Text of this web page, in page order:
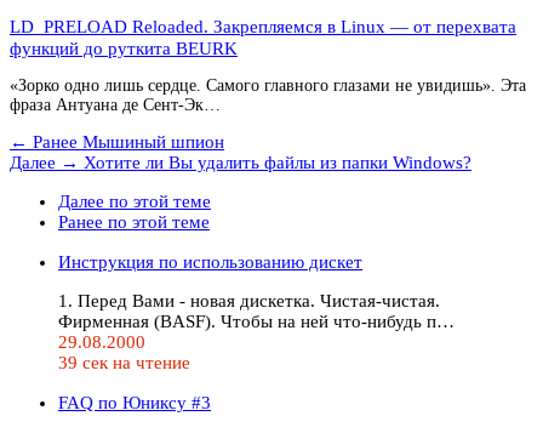
LD_PRELOAD Reloaded. Закрепляемся в Linux — от перехвата
функций до руткита BEURK
«Зорко одно лишь сердце. Самого главного глазами не увидишь». Эта
фраза Антуана де Сент-Эк…
← Ранее Мышиный шпион
Далее → Хотите ли Вы удалить файлы из папки Windows?
Далее по этой теме
Ранее по этой теме
Инструкция по использованию дискет
1. Перед Вами - новая дискетка. Чистая-чистая.
Фирменная (BASF). Чтобы на ней что-нибудь п…
29.08.2000
39 сек на чтение
FAQ по Юниксу #3